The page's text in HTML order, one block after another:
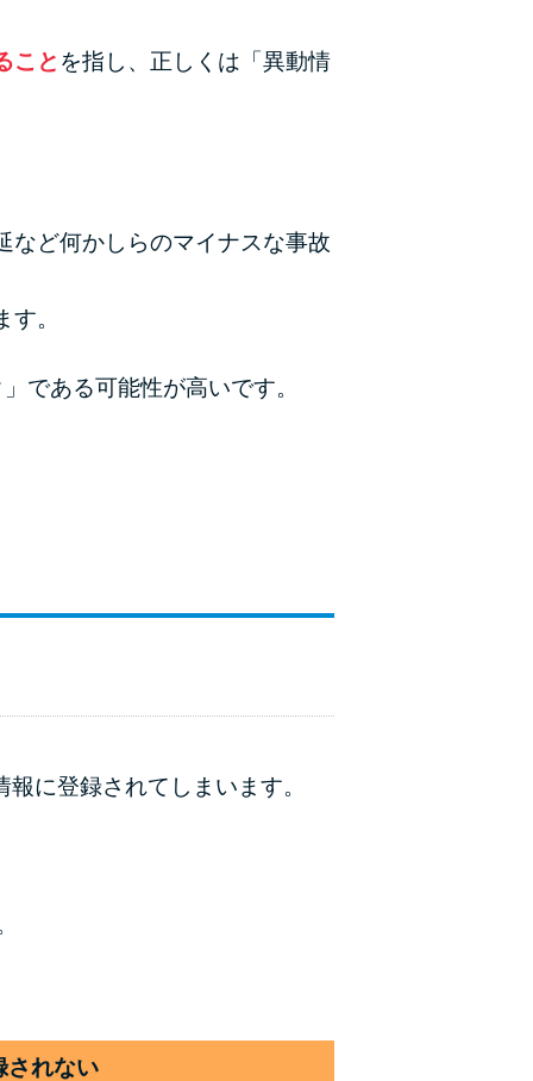
アコムとレイクどっちがいいの？ カードロー
ンの選び方を徹底解説！
年収が低い＆他社借入があると落ちる？バンク
イックの口コミを分析
みずほ銀行カードローンの問い合わせ先とシー
こと を指し、正しくは「異動情
など何かしらのマイナスな事故
。
である可能性が高いです。
に登録されてしまいます。
されない